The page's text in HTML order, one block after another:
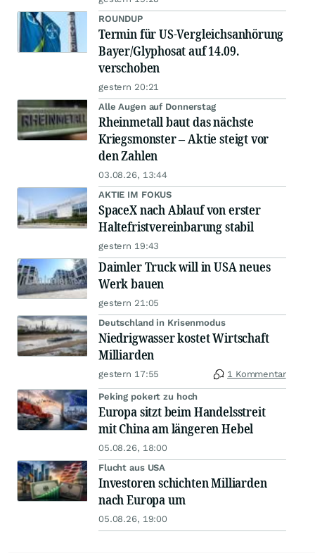
ROUNDUP
Termin für US-Vergleichsanhörung
Bayer/Glyphosat auf 14.09.
verschoben
gestern 20:21
Alle Augen auf Donnerstag
Rheinmetall baut das nächste
Kriegsmonster – Aktie steigt vor
den Zahlen
03.08.26, 13:44
AKTIE IM FOKUS
SpaceX nach Ablauf von erster
Haltefristvereinbarung stabil
gestern 19:43
Daimler Truck will in USA neues
Werk bauen
gestern 21:05
Deutschland in Krisenmodus
Niedrigwasser kostet Wirtschaft
Milliarden
gestern 17:55 1 Kommentar
Peking pokert zu hoch
Europa sitzt beim Handelsstreit
mit China am längeren Hebel
05.08.26, 18:00
Flucht aus USA
Investoren schichten Milliarden
nach Europa um
05.08.26, 19:00